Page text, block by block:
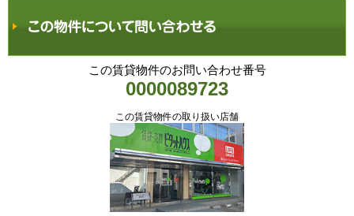
この賃貸物件のお問い合わせ番号
0000089723
この賃貸物件の取り扱い店舗